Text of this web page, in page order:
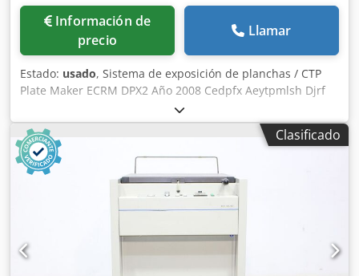
Información de
precio
Llamar
Estado: usado, Sistema de exposición de planchas / CTP
Plate Maker ECRM DPX2 Año 2008 Cedpfx Aeytpmlsh Djrf
Inspección por vídeo online a través de WhatsApp - MS
Zoom - Telegram En stock en Emskirchen/Núremberg -
Disponible de inmediato - Puede ser probado
Clasificado